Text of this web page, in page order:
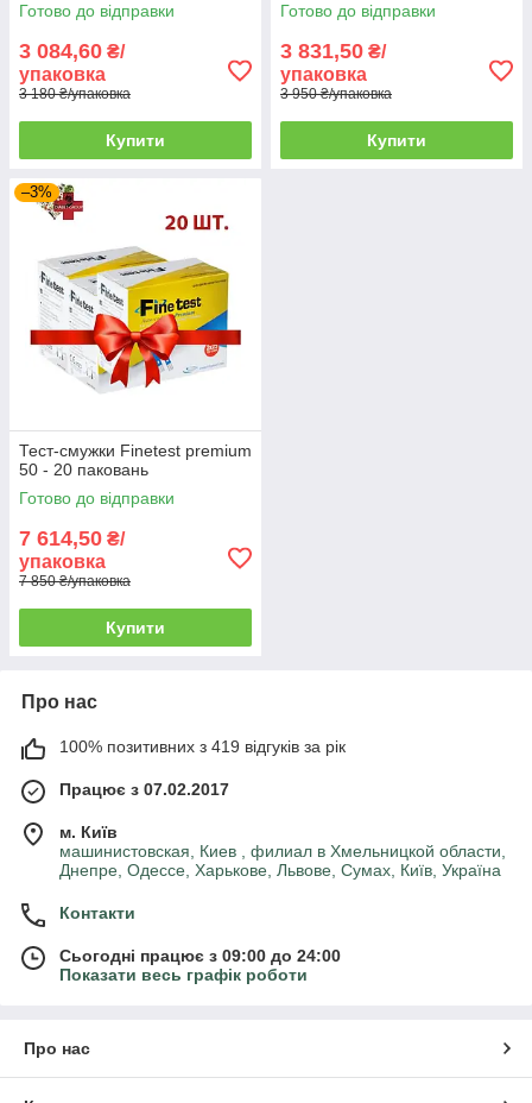
Готово до відправки
3 084,60 ₴/
упаковка
3 180 ₴/упаковка
Купити
Готово до відправки
3 831,50 ₴/
упаковка
3 950 ₴/упаковка
Купити
–3%
Тест-смужки Finetest premium
50 - 20 паковань
Готово до відправки
7 614,50 ₴/
упаковка
7 850 ₴/упаковка
Купити
Про нас
100% позитивних з 419 відгуків за рік
Працює з 07.02.2017
м. Київ
машинистовская, Киев , филиал в Хмельницкой области,
Днепре, Одессе, Харькове, Львове, Сумах, Київ, Україна
Контакти
Сьогодні працює з 09:00 до 24:00
Показати весь графік роботи
Про нас